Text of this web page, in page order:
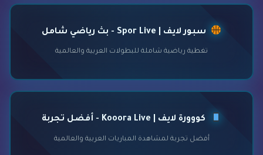
سبور لايف | Spor Live - بث رياضي شامل
تغطية رياضية شاملة للبطولات العربية والعالمية
كووورة لايف | Kooora Live - أفضل تجربة
أفضل تجربة لمشاهدة المباريات العربية والعالمية